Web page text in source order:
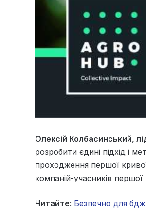
Олексій Колбасинський,
розробити єдині підхід і
проходження першої
компаній-учасників
Читайте: Безпечно для